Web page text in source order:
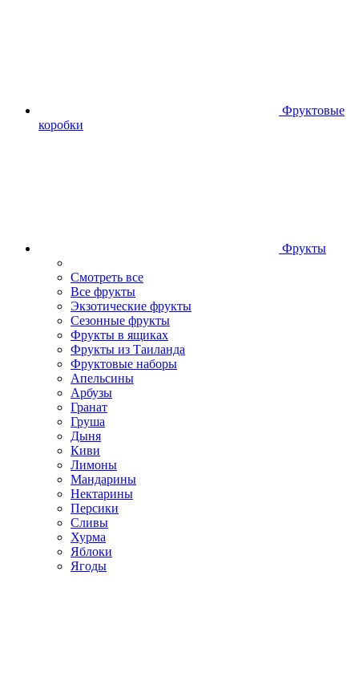
Фруктовые
коробки
Фрукты
Смотреть все
Все фрукты
Экзотические фрукты
Сезонные фрукты
Фрукты в ящиках
Фрукты из Таиланда
Фруктовые наборы
Апельсины
Арбузы
Гранат
Груша
Дыня
Киви
Лимоны
Мандарины
Нектарины
Персики
Сливы
Хурма
Яблоки
Ягоды